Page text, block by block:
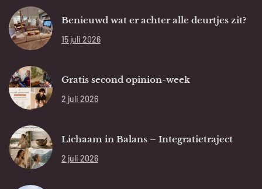
Benieuwd wat er achter alle deurtjes zit?
15 juli 2026
Gratis second opinion-week
2 juli 2026
Lichaam in Balans – Integratietraject
2 juli 2026